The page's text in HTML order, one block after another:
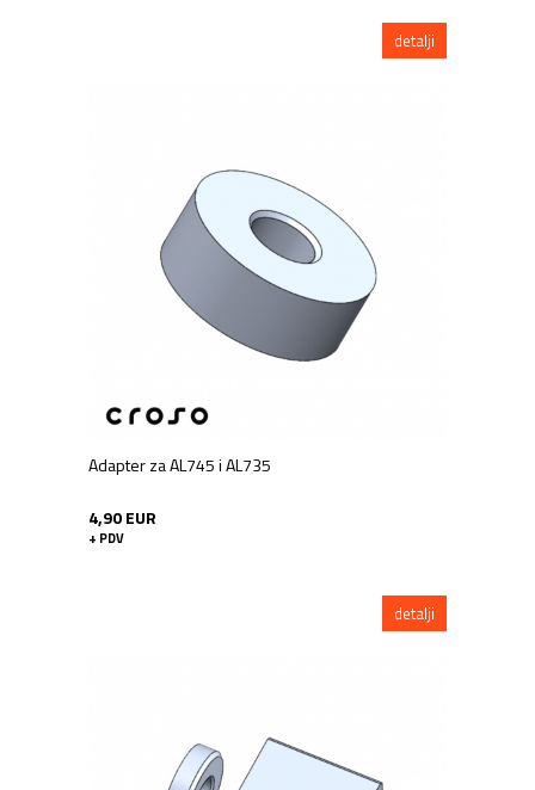
detalji
Adapter za AL745 i AL735
4,90 EUR
+ PDV
detalji